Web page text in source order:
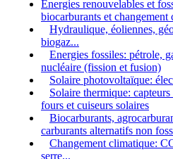
Energies renouvelables et
biocarburants et changement
Hydraulique, éoliennes,
biogaz...
Energies fossiles: pétrole,
nucléaire (fission et fusion)
Solaire photovoltaïque:
Solaire thermique:
fours et cuiseurs solaires
Biocarburants,
carburants alternatifs non
Changement climatique:
serre...